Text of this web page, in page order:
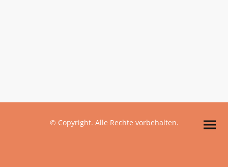
© Copyright. Alle Rechte vorbehalten.